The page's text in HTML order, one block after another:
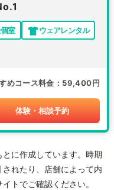
室
ウェアレンタル
めコース料金 59,400円
体験・相談予約
に作成しています。時期
れたり、店舗によって内
トでご確認ください。